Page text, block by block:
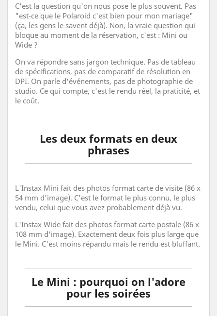
C'est la question qu'on nous pose le plus souvent. Pas
"est-ce que le Polaroid c'est bien pour mon mariage"
(ça, les gens le savent déjà). Non, la vraie question qui
bloque au moment de la réservation, c'est : Mini ou
Wide ?
On va répondre sans jargon technique. Pas de tableau
de spécifications, pas de comparatif de résolution en
DPI. On parle d'événements, pas de photographie de
studio. Ce qui compte, c'est le rendu réel, la praticité, et
le coût.
Les deux formats en deux
phrases
L'Instax Mini fait des photos format carte de visite (86 x
54 mm d'image). C'est le format le plus connu, le plus
vendu, celui que vous avez probablement déjà vu.
L'Instax Wide fait des photos format carte postale (86 x
108 mm d'image). Exactement deux fois plus large que
le Mini. C'est moins répandu mais le rendu est bluffant.
Le Mini : pourquoi on l'adore
pour les soirées